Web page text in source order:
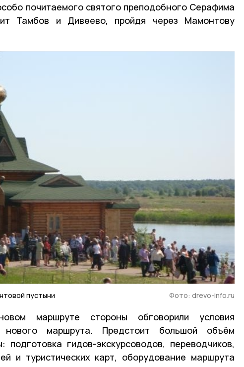
почитаемого святого преподобного Серафима
Тамбов и Дивеево, пройдя через Мамонтову
пустыни Фото: drevo-info.ru
маршруте стороны обговорили условия
нового маршрута. Предстоит большой объём
подготовка гидов-экскурсоводов, переводчиков,
и туристических карт, оборудование маршрута